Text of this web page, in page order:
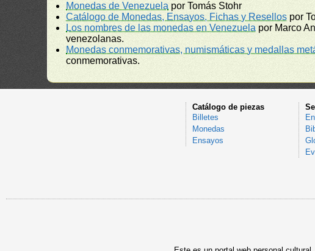
Monedas de Venezuela por Tomás Stohr
Catálogo de Monedas, Ensayos, Fichas y Resellos por
Los nombres de las monedas en Venezuela por Marco
venezolanas.
Monedas conmemorativas, numismáticas y medallas
conmemorativas.
Catálogo de piezas
Billetes
Monedas
Ensayos